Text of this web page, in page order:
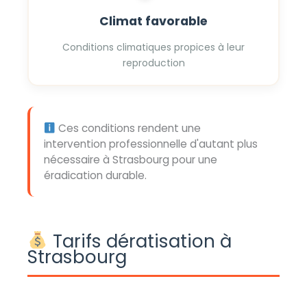
Climat favorable
Conditions climatiques propices à leur
reproduction
Ces conditions rendent une
intervention professionnelle d'autant plus
nécessaire à Strasbourg pour une
éradication durable.
Tarifs dératisation à
Strasbourg